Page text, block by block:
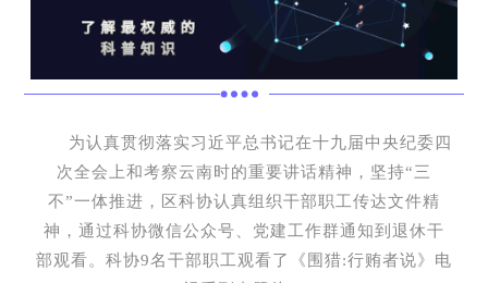
为认真贯彻落实习近平总书记在十九届中央纪委四
次全会上和考察云南时的重要讲话精神，坚持“三
不”一体推进，区科协认真组织干部职工传达文件精
神，通过科协微信公众号、党建工作群通知到退休干
部观看。科协9名干部职工观看了《围猎:行贿者说》电